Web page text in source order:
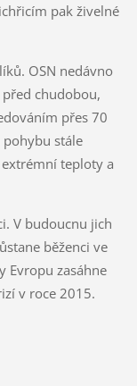
pak živelné
OSN nedávno
chudobou,
přes 70
stále
teploty a
V budoucnu jich
běženci ve
Evropu zasáhne
v roce 2015.